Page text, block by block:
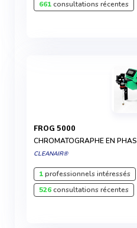
661consultations récentes
FROG 5000
CHROMATOGRAPHE EN
CLEANAIR®
1professionnels intéressés
526consultations récentes